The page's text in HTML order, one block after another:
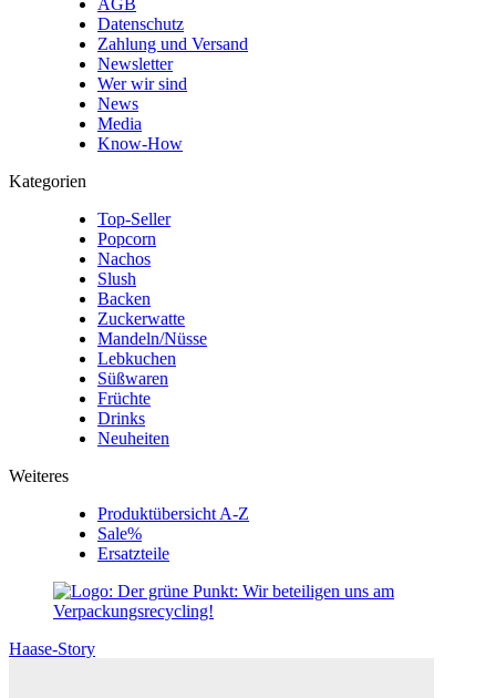
AGB
Datenschutz
Zahlung und Versand
Newsletter
Wer wir sind
News
Media
Know-How
Kategorien
Top-Seller
Popcorn
Nachos
Slush
Backen
Zuckerwatte
Mandeln/Nüsse
Lebkuchen
Süßwaren
Früchte
Drinks
Neuheiten
Weiteres
Produktübersicht A-Z
Sale%
Ersatzteile
Haase-Story